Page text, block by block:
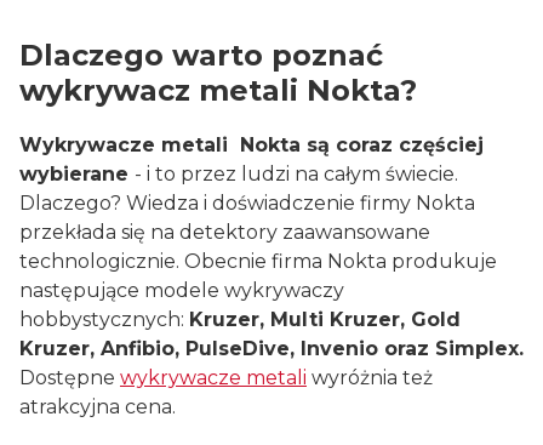
Dlaczego warto poznać
wykrywacz metali Nokta?
Wykrywacze metali Nokta są coraz częściej
wybierane - i to przez ludzi na całym świecie.
Dlaczego? Wiedza i doświadczenie firmy Nokta
przekłada się na detektory zaawansowane
technologicznie. Obecnie firma Nokta produkuje
następujące modele wykrywaczy
hobbystycznych: Kruzer, Multi Kruzer, Gold
Kruzer, Anfibio, PulseDive, Invenio oraz Simplex.
Dostępne wykrywacze metali wyróżnia też
atrakcyjna cena.